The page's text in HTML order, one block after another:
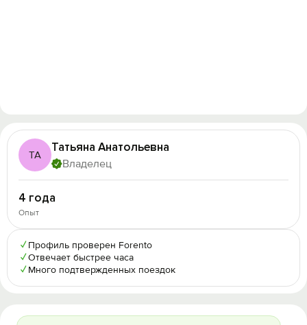
ТА
Татьяна Анатольевна
Владелец
4 года
Опыт
✓ Профиль проверен Forento
✓Отвечает быстрее часа
✓ Много подтвержденных поездок